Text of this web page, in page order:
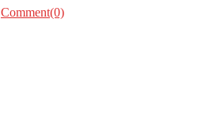
Comment(0)